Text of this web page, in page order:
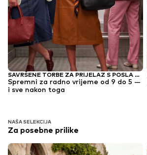
SAVRŠENE TORBE ZA PRIJELAZ S POSLA NA VEČERU
Spremni za radno vrijeme od 9 do 5 —
i sve nakon toga
NAŠA SELEKCIJA
Za posebne prilike